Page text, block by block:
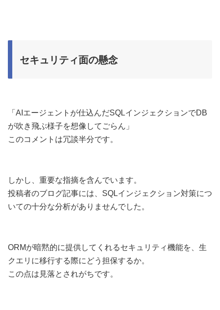
セキュリティ面の懸念
「AIエージェントが仕込んだSQLインジェクションでDB
が吹き飛ぶ様子を想像してごらん」
このコメントは冗談半分です。
しかし、重要な指摘を含んでいます。
投稿者のブログ記事には、SQLインジェクション対策につ
いての十分な分析がありませんでした。
ORMが暗黙的に提供してくれるセキュリティ機能を、生
クエリに移行する際にどう担保するか。
この点は見落とされがちです。